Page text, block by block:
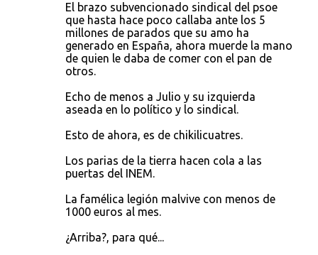
El brazo subvencionado sindical del psoe
que hasta hace poco callaba ante los 5
millones de parados que su amo ha
generado en España, ahora muerde la mano
de quien le daba de comer con el pan de
otros.
Echo de menos a Julio y su izquierda
aseada en lo político y lo sindical.
Esto de ahora, es de chikilicuatres.
Los parias de la tierra hacen cola a las
puertas del INEM.
La famélica legión malvive con menos de
1000 euros al mes.
¿Arriba?, para qué...